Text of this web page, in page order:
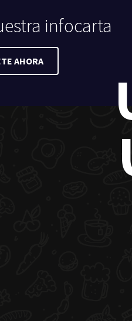
infocarta
AHORA